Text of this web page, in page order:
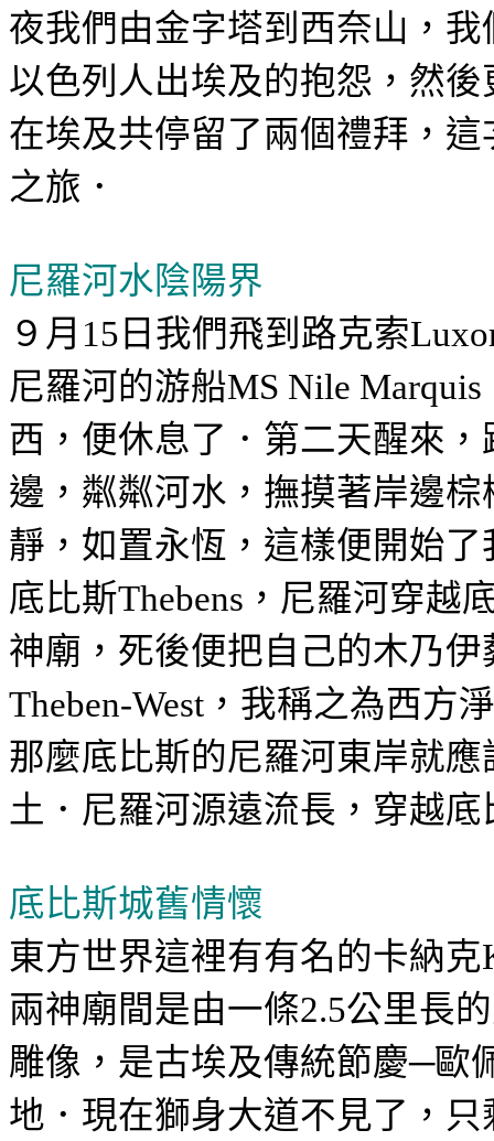
夜我們由金字塔到西奈山，
以色列人出埃及的抱怨，然
在埃及共停留了兩個禮拜，
之旅．
尼羅河水陰陽界
９月 15日我們飛到路克索
尼羅河的游船MS Nile Marquis
西，便休息了．第二天醒來
邊，粼粼河水，撫摸著岸邊
靜，如置永恆，這樣便開始
底比斯Thebens ，尼羅河穿越
神廟，死後便把自己的木乃
Theben-West ，我稱之為西方
那麼底比斯的尼羅河東岸就
土．尼羅河源遠流長，穿越
底比斯城舊情懷
東方世界這裡有有名的卡納克
兩神廟間是由一條2.5公里長
雕像，是古埃及傳統節慶─歐
地．現在獅身大道不見了，只